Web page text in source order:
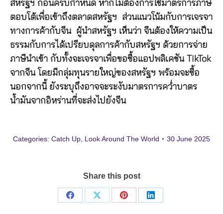
สหรัฐฯ ก่อนครบกำหนด หากไม่ต้องการใช้มาตรการภาษี
ตอบโต้เพื่อเข้าถึงตลาดสหรัฐฯ ส่วนแนวโน้มกับการเจรจา
ทางการค้ากับจีน ผู้นำสหรัฐฯ เห็นว่า จีนต้องให้ความเป็น
ธรรมกับการได้เปรียบดุลการค้ากับสหรัฐฯ ด้วยการจ่าย
ภาษีนำเข้า กับทั้งจะเจรจาเพื่อขอซื้อแอปพลิเคชัน TikTok
จากจีน โดยมีกลุ่มทุนรายใหญ่ของสหรัฐฯ พร้อมจะซื้อ
นอกจากนี้ ยังระบุถึงอาจจะระงับมาตรการคว่ำบาตร
น้ำมันจากอิหร่านที่จะส่งไปยังจีน
Categories: Catch Up Look Around The World 30 June 2025
Share this post
Share
Share
Share
Share